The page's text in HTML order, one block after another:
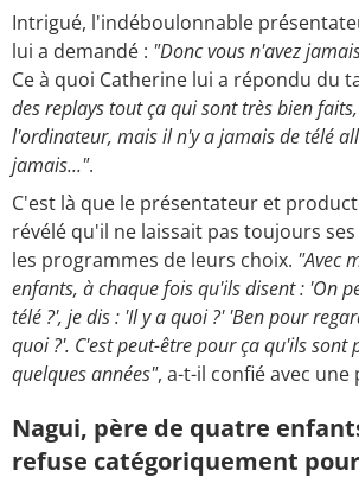
Intrigué, l'indéboulonnable
lui a demandé : "Donc vous n'avez
Ce à quoi Catherine lui a répondu du
des replays tout ça qui sont très bien
l'ordinateur, mais il n'y a jamais de télé
jamais...".
C'est là que le présentateur et
révélé qu'il ne laissait pas toujours
les programmes de leurs choix. "Avec
enfants, à chaque fois qu'ils disent : 'On
télé ?', je dis : 'Il y a quoi ?' 'Ben pour
quoi ?'. C'est peut-être pour ça qu'ils sont
quelques années", a-t-il confié avec
Nagui, père de quatre
refuse catégoriquement